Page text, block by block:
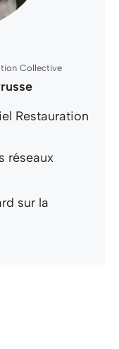
Collective
Restauration
réseaux
sur la